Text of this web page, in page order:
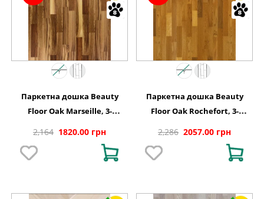
Паркетна дошка Beauty
Floor Oak Marseille, 3-
2,164 1820.00 грн
Паркетна дошка Beauty
Floor Oak Rochefort, 3-
2,286 2057.00 грн